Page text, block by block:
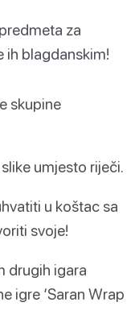
za
ih blagdanskim!
skupine
umjesto riječi.
u koštac sa
svoje!
drugih igara
igre ‘Saran Wrap